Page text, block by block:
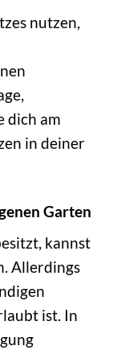
nutzen,
dich am
in deiner
Garten
kannst
Allerdings
ist. In